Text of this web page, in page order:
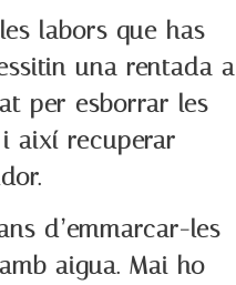
labors que has
una rentada a
per esborrar les
així recuperar
d’emmarcar-les
aigua. Mai ho